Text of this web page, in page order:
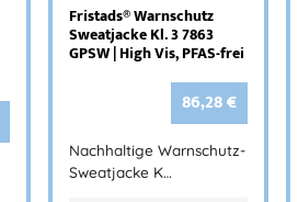
Fristads® Warnschutz
Sweatjacke Kl. 3 7863
GPSW | High Vis, PFAS-frei
86,28€
Nachhaltige Warnschutz-
Sweatjacke K…